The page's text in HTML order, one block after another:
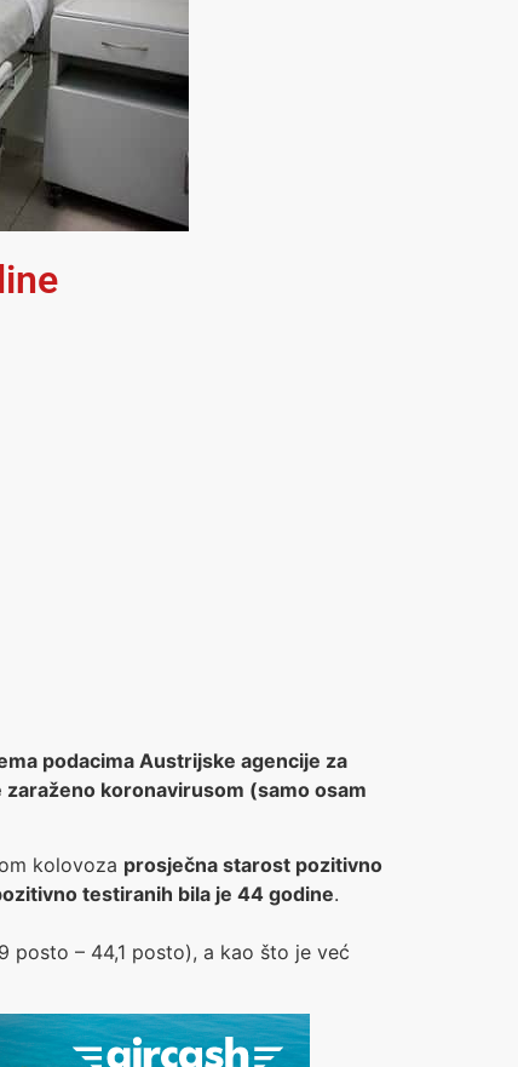
podacima Austrijske agencije za
koronavirusom (samo osam
kolovoza prosječna starost pozitivno
testiranih bila je 44 godine.
posto – 44,1 posto), a kao što je već